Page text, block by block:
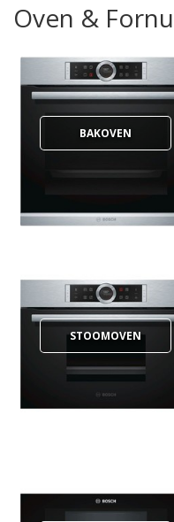
Oven &
BAKOVEN
STOOMOVEN